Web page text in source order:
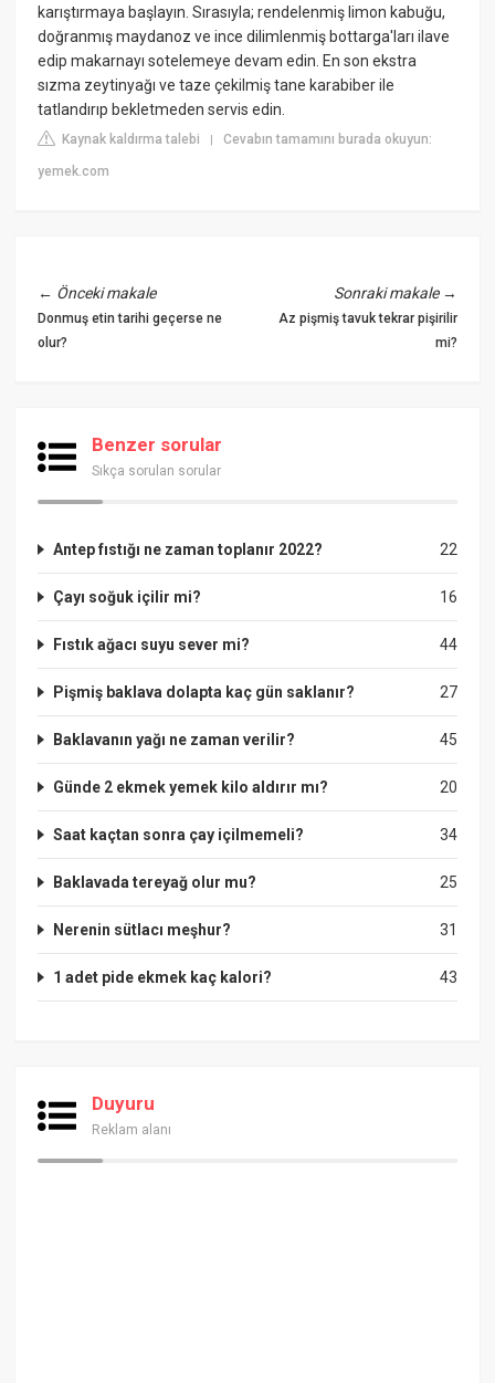
karıştırmaya başlayın. Sırasıyla; rendelenmiş limon kabuğu,
doğranmış maydanoz ve ince dilimlenmiş bottarga'ları ilave
edip makarnayı sotelemeye devam edin. En son ekstra
sızma zeytinyağı ve taze çekilmiş tane karabiber ile
tatlandırıp bekletmeden servis edin.
Kaynak kaldırma talebi |Cevabın tamamını burada okuyun:
yemek.com
← Önceki makale
Donmuş etin tarihi geçerse ne
olur?
Sonraki makale→
Az pişmiş tavuk tekrar pişirilir
mi?
Benzer sorular
Sıkça sorulan sorular
22
Antep fıstığı ne zaman toplanır 2022?
16
Çayı soğuk içilir mi?
44
Fıstık ağacı suyu sever mi?
27
Pişmiş baklava dolapta kaç gün saklanır?
45
Baklavanın yağı ne zaman verilir?
20
Günde 2 ekmek yemek kilo aldırır mı?
34
Saat kaçtan sonra çay içilmemeli?
25
Baklavada tereyağ olur mu?
31
Nerenin sütlacı meşhur?
43
1 adet pide ekmek kaç kalori?
Duyuru
Reklam alanı